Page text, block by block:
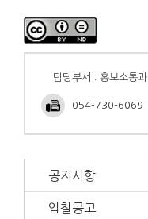
담당부서 : 홍보소통과
054-730-6069
공지사항
입찰공고